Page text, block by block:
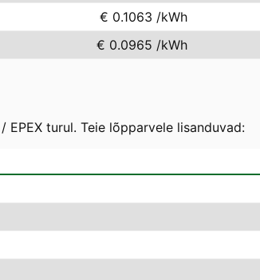
€ 0.1063 /kWh
€ 0.0965 /kWh
turul. Teie lõpparvele lisanduvad: